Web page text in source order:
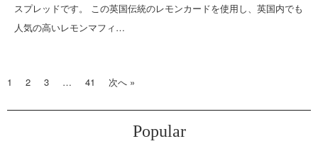
スプレッドです。 この英国伝統のレモンカードを使用し、英国内でも
人気の高いレモンマフィ…
1 2 3 … 41 次へ »
Popular